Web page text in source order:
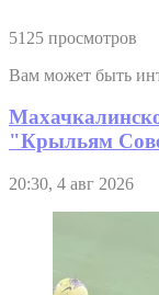
5125 просмотров
Вам может быть
"Крыльям
20:30, 4 авг 2026